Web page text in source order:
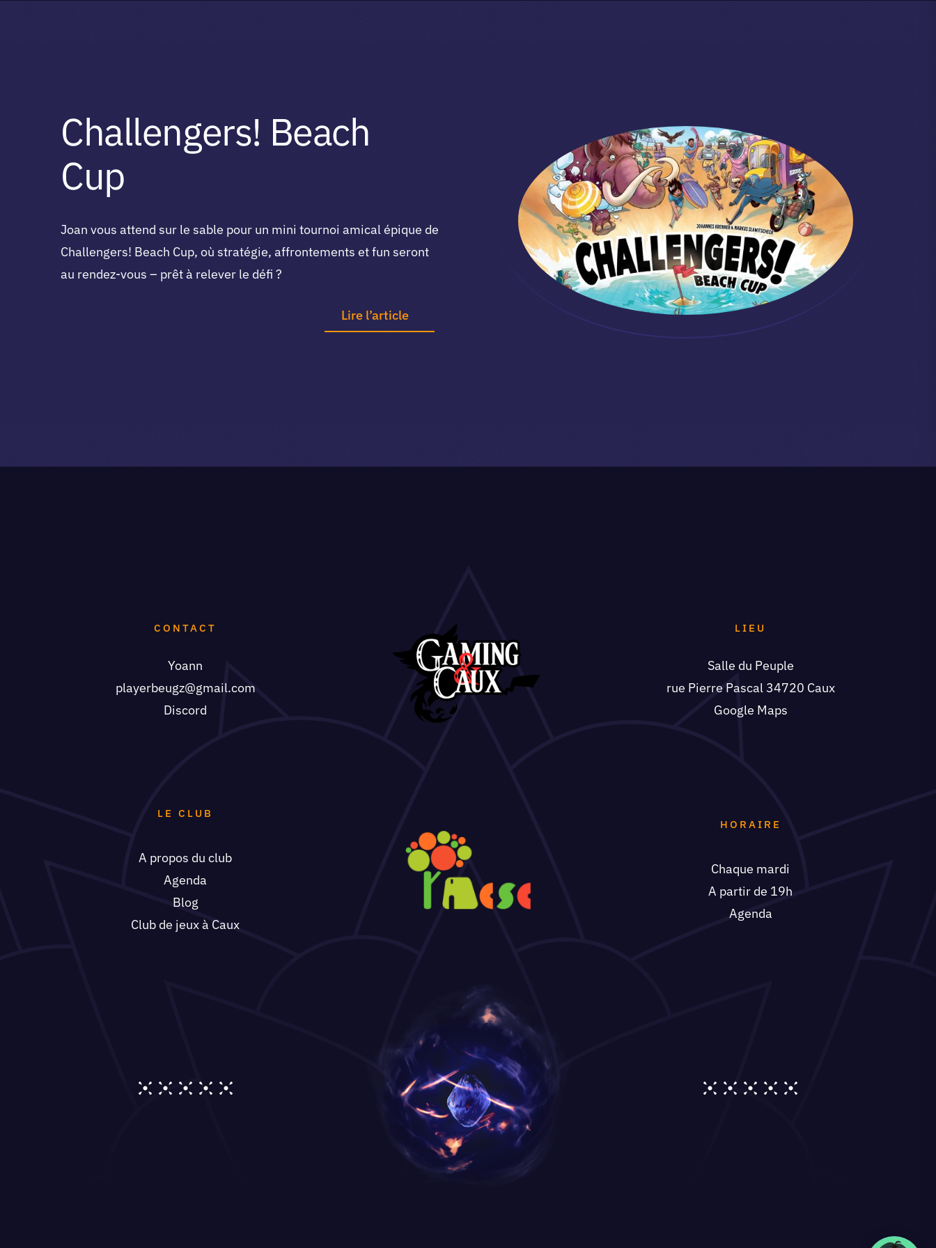
Challengers! Beach
Cup
Joan vous attend sur le sable pour un mini tournoi amical épique de
Challengers! Beach Cup, où stratégie, affrontements et fun seront
au rendez-vous – prêt à relever le défi ?
Lire l’article
CONTACT
Yoann
playerbeugz@gmail.com
Discord
LIEU
Salle du Peuple
rue Pierre Pascal 34720 Caux
Google Maps
LE CLUB
A propos du club
Agenda
Blog
Club de jeux à Caux
HORAIRE
Chaque mardi
A partir de 19h
Agenda